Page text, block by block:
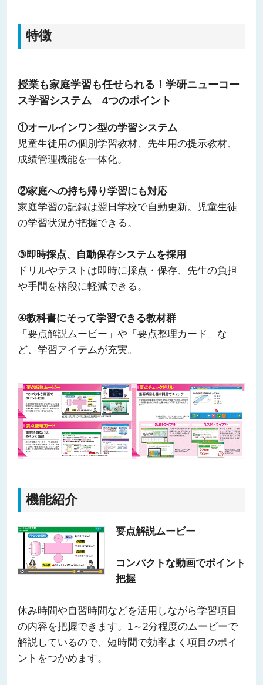
特徴
授業も家庭学習も任せられる！学研ニューコー
ス学習システム 4つのポイント
①オールインワン型の学習システム
児童生徒用の個別学習教材、先生用の提示教材、
成績管理機能を一体化。
②家庭への持ち帰り学習にも対応
家庭学習の記録は翌日学校で自動更新。児童生徒
の学習状況が把握できる。
③即時採点、自動保存システムを採用
ドリルやテストは即時に採点・保存、先生の負担
や手間を格段に軽減できる。
④教科書にそって学習できる教材群
「要点解説ムービー」や「要点整理カード」な
ど、学習アイテムが充実。
機能紹介
要点解説ムービー
コンパクトな動画でポイント
把握
休み時間や自習時間などを活用しながら学習項目
の内容を把握できます。1～2分程度のムービーで
解説しているので、短時間で効率よく項目のポイ
ントをつかめます。